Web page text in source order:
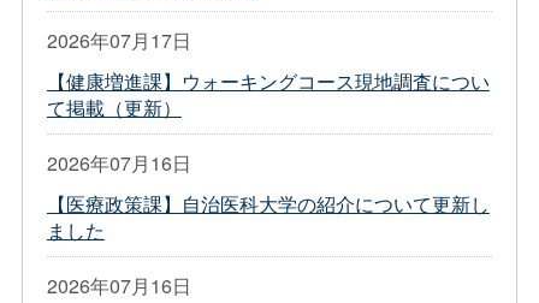
2026年07月17日
【健康増進課】ウォーキングコース現地調査につい
て掲載（更新）
2026年07月16日
【医療政策課】自治医科大学の紹介について更新し
ました
2026年07月16日